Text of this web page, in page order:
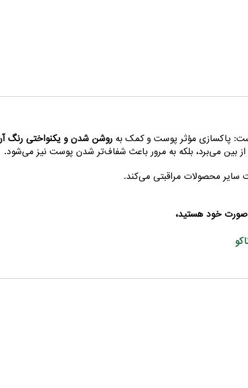
پاکسازی مؤثر پوست و کمک به روشن شدن و یکنواختی رنگ
بین می‌برد، بلکه به مرور باعث شفاف‌تر شدن پوست نیز می‌شود.
سایر محصولات مراقبتی می‌کند.